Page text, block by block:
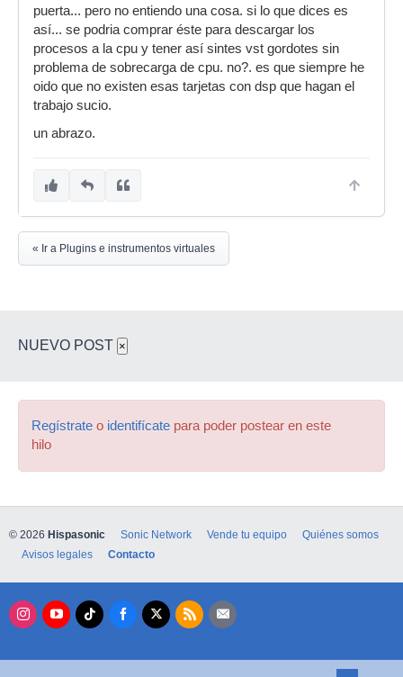
Receptor posee una interfaz de comunicacion
llamada uniwire sobre ethernet (1 GB de ancho
de banda) que comunica este con tu estudio
digital, lo que hace que receptor se comporte
como cualquier otro plugin ya que lo procesado
por receptor es devuelto al estudio por una
interfaz de alta velocidad, es decir el audio que
maquina.
Su comportamiento seria como tu dices el de
una tarjeta con DSP. Espero haberte ayudado.
Saludos.
puerta... pero no entiendo una cosa. si lo que dices es
así... se podria comprar éste para descargar los
procesos a la cpu y tener así sintes vst gordotes sin
problema de sobrecarga de cpu. no?. es que siempre he
oido que no existen esas tarjetas con dsp que hagan el
trabajo sucio.
un abrazo.
« Ir a Plugins e instrumentos virtuales
NUEVO POST ×
Regístrate o identifícate para poder postear en este
hilo
© 2026 Hispasonic Sonic Network Vende tu equipo
Quiénes somos
Avisos legales
Contacto